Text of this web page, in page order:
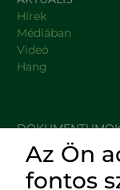
Hírek
Médiában
Videó
Hang
HASZNOS LINKEK
Az Ön
fontos